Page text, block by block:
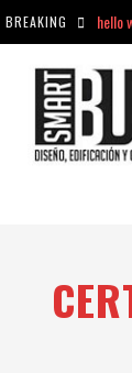
BREAKING hello
hello